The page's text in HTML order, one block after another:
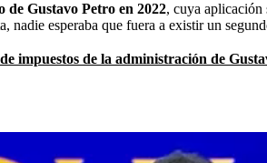
Gustavo Petro en 2022, cuya aplicación
nadie esperaba que fuera a existir un
impuestos de la administración de